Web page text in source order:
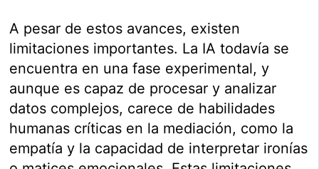
A pesar de estos avances, existen
limitaciones importantes. La IA todavía se
encuentra en una fase experimental, y
aunque es capaz de procesar y analizar
datos complejos, carece de habilidades
humanas críticas en la mediación, como la
empatía y la capacidad de interpretar ironías